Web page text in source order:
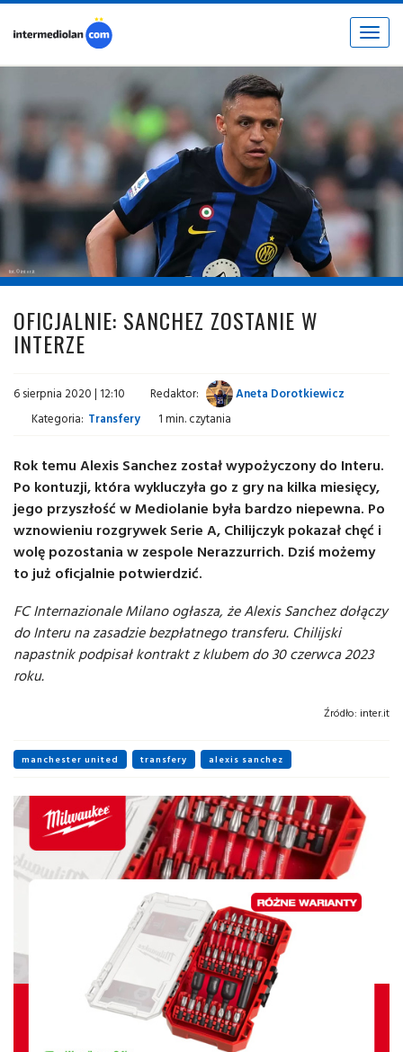
Toggle
fot. © inter.it
OFICJALNIE: SANCHEZ ZOSTANIE W
INTERZE
6 sierpnia 2020 | 12:10 Redaktor:
Aneta Dorotkiewicz
Kategoria: Transfery 1 min. czytania
Rok temu Alexis Sanchez został wypożyczony do Interu.
Po kontuzji, która wykluczyła go z gry na kilka miesięcy,
jego przyszłość w Mediolanie była bardzo niepewna. Po
wznowieniu rozgrywek Serie A, Chilijczyk pokazał chęć i
wolę pozostania w zespole Nerazzurrich. Dziś możemy
to już oficjalnie potwierdzić.
FC Internazionale Milano ogłasza, że ​​Alexis Sanchez dołączy
do Interu na zasadzie bezpłatnego transferu. Chilijski
napastnik podpisał kontrakt z klubem do 30 czerwca 2023
roku.
Źródło: inter.it
manchester united transfery alexis sanchez